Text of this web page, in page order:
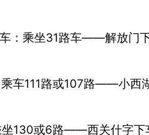
车：乘坐31路车——解放
乘车111路或107路——小
坐130或6路——西关什字